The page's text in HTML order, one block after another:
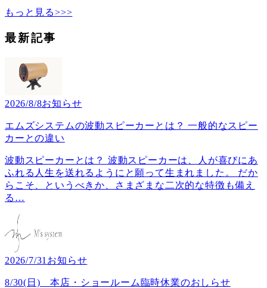
もっと見る>>>
最新記事
2026/8/8お知らせ
エムズシステムの波動スピーカーとは？ 一般的なスピー
カーとの違い
波動スピーカーとは？ 波動スピーカーは、人が喜びにあ
ふれる人生を送れるようにと願って生まれました。 だか
らこそ、というべきか、さまざまな二次的な特徴も備え
る …
2026/7/31 お知らせ
8/30(日) 本店・ショールーム臨時休業のおしらせ